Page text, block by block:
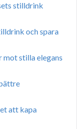
stilldrink
och spara
stilla elegans
att kapa